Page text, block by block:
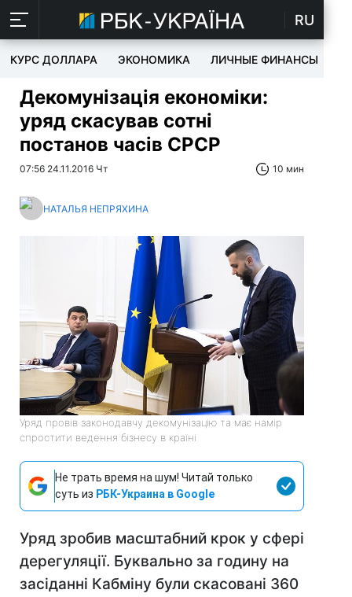
RU
КУРС ДОЛЛАРА ЭКОНОМИКА ЛИЧНЫЕ ФИНАНСЫ
Декомунізація економіки:
уряд скасував сотні
постанов часів СРСР
07:56 24.11.2016 Чт 10 мин
НАТАЛЬЯ НЕПРЯХИНА
Уряд провів законодавчу декомунізацію та має намір
спростити ведення бізнесу в країні
Не трать время на шум! Читай только
суть из РБК-Украина в Google
Уряд зробив масштабний крок у сфері
дерегуляції. Буквально за годину на
засіданні Кабміну були скасовані 360